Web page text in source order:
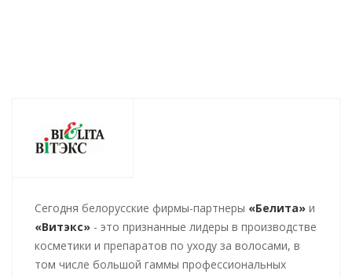
Cегодня белорусские фирмы-партнеры «Белита» и
«Витэкс» - это признанные лидеры в производстве
косметики и препаратов по уходу за волосами, в
том числе большой гаммы профессиональных